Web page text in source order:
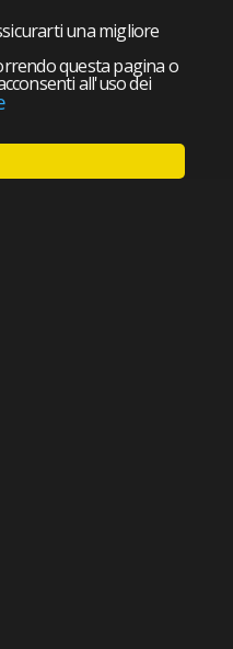
una migliore
questa pagina o
all'uso dei